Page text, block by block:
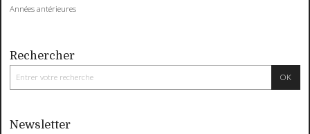
Années antérieures
Rechercher
Newsletter